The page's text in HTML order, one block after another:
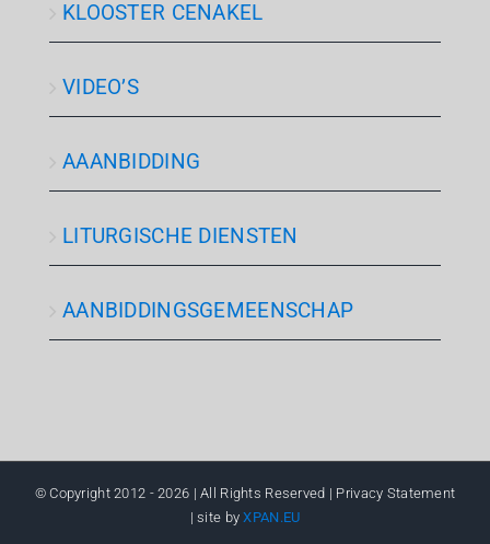
KLOOSTER CENAKEL
VIDEO’S
AAANBIDDING
LITURGISCHE DIENSTEN
AANBIDDINGSGEMEENSCHAP
© Copyright 2012 -2026 | All Rights Reserved | Privacy Statement
| site byXPAN.EU